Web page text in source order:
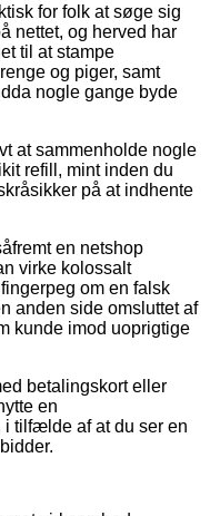
for folk at søge sig
nettet, og herved har
til at stampe
og piger, samt
nogle gange byde
at sammenholde nogle
refill, mint inden du
på at indhente
en netshop
virke kolossalt
om en falsk
anden side omsluttet af
kunde imod uoprigtige
betalingskort eller
en
tilfælde af at du ser en